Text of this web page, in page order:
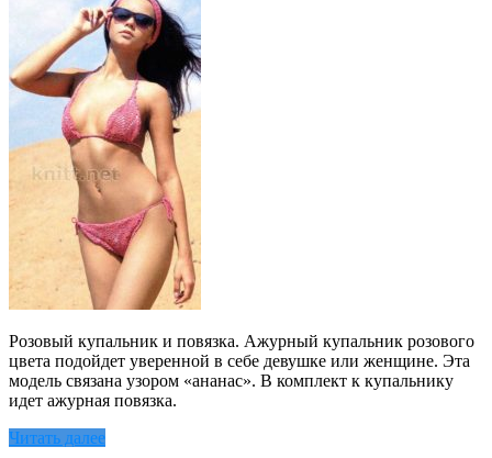
Розовый купальник и повязка. Ажурный купальник розового
цвета подойдет уверенной в себе девушке или женщине. Эта
модель связана узором «ананас». В комплект к купальнику
идет ажурная повязка.
Читать далее